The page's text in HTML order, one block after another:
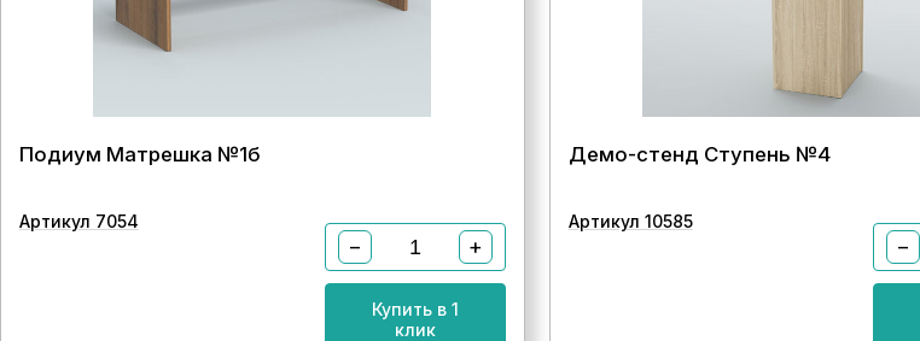
Подиум Матрешка №1б
Артикул 7054
− +
Купить в 1
клик
Демо-стенд Ступень №4
Артикул 10585
−